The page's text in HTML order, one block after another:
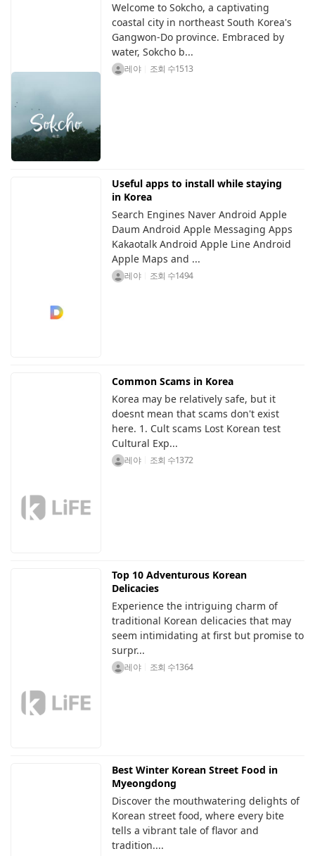
Welcome to Sokcho, a captivating
coastal city in northeast South Korea's
Gangwon-Do province. Embraced by
water, Sokcho b...
레야 조회 수1513
Useful apps to install while staying
in Korea
Search Engines Naver Android Apple
Daum Android Apple Messaging Apps
Kakaotalk Android Apple Line Android
Apple Maps and ...
레야 조회 수1494
Common Scams in Korea
Korea may be relatively safe, but it
doesnt mean that scams don't exist
here. 1. Cult scams Lost Korean test
Cultural Exp...
레야 조회 수1372
Top 10 Adventurous Korean
Delicacies
Experience the intriguing charm of
traditional Korean delicacies that may
seem intimidating at first but promise to
surpr...
레야 조회 수1364
Best Winter Korean Street Food in
Myeongdong
Discover the mouthwatering delights of
Korean street food, where every bite
tells a vibrant tale of flavor and
tradition....